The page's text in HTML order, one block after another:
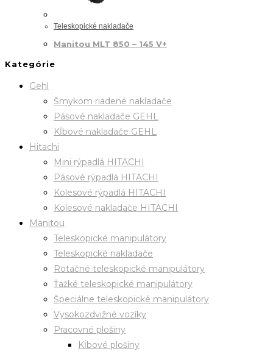
Teleskopické nakladače
Manitou MLT 850 – 145 V+
Kategórie
Gehl
Šmykom riadené nakladače
Pásové nakladače GEHL
Kĺbové nakladače GEHL
Hitachi
Mini rýpadlá HITACHI
Pásové rýpadlá HITACHI
Kolesové rýpadlá HITACHI
Kolesové nakladače HITACHI
Manitou
Teleskopické manipulátory
Teleskopické nakladače
Rotačné teleskopické manipulátory
Ťažké teleskopické manipulátory
Špeciálne teleskopické manipulátory
Vysokozdvižné vozíky
Pracovné plošiny
Kĺbové plošiny